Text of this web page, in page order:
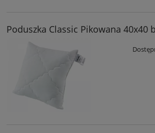
Poduszka Classic Pikowana 40x40